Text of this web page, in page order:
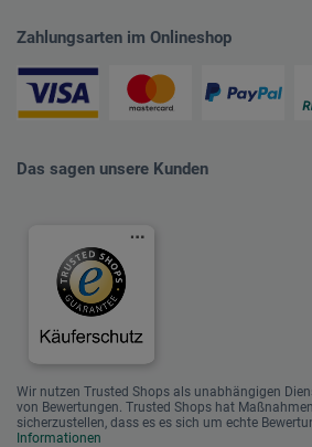
Zahlungsarten im Onlineshop
Das sagen unsere Kunden
Wir nutzen Trusted Shops als unabhängigen
von Bewertungen. Trusted Shops hat
sicherzustellen, dass es es sich um echte
Informationen